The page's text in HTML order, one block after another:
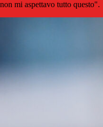
non mi aspettavo tutto questo".